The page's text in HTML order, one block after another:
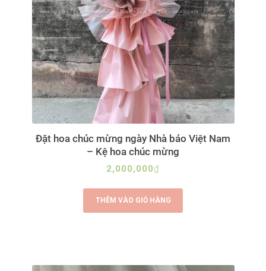
Đặt hoa chúc mừng ngày Nhà báo Việt Nam
– Kệ hoa chúc mừng
2,000,000₫
THÊM VÀO GIỎ HÀNG